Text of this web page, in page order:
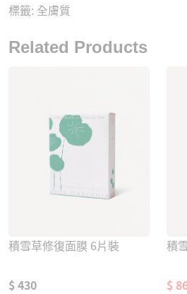
標籤: 全膚質
Related Products
積雪草修復面膜 6片裝
$ 430
積
$